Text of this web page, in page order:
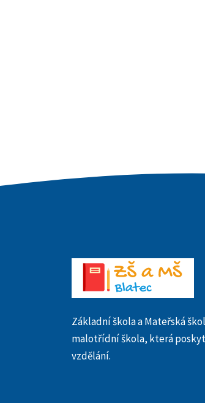
Základní škola a Mateřská
malotřídní škola, která
vzdělání.